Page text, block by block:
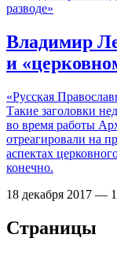
Владимир
и
«Русская
Такие заголовки
во время работы
отреагировали на
аспектах
конечно.
18 декабря 2017 —
Страницы